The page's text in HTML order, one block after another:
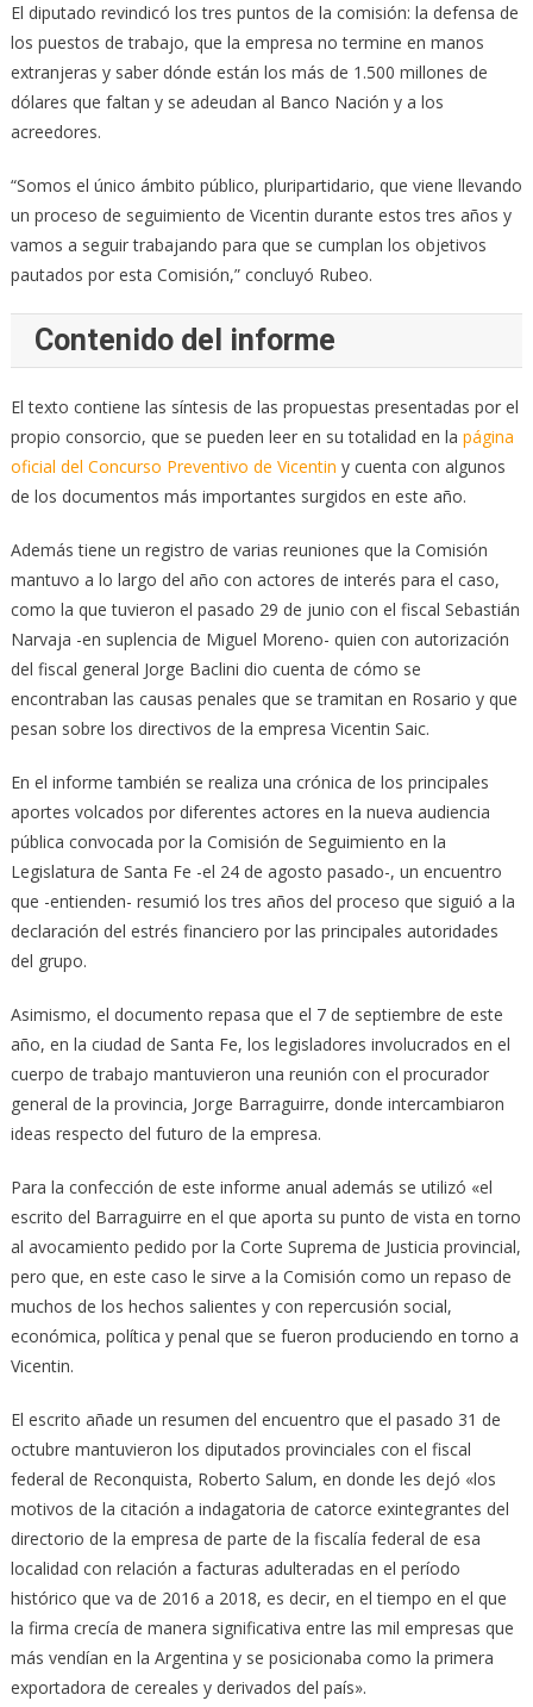
El diputado revindicó los tres puntos de la comisión: la defensa de
los puestos de trabajo, que la empresa no termine en manos
extranjeras y saber dónde están los más de 1.500 millones de
dólares que faltan y se adeudan al Banco Nación y a los
acreedores.
“Somos el único ámbito público, pluripartidario, que viene llevando
un proceso de seguimiento de Vicentin durante estos tres años y
vamos a seguir trabajando para que se cumplan los objetivos
pautados por esta Comisión,” concluyó Rubeo.
Contenido del informe
El texto contiene las síntesis de las propuestas presentadas por el
propio consorcio, que se pueden leer en su totalidad en la página
oficial del Concurso Preventivo de Vicentin y cuenta con algunos
de los documentos más importantes surgidos en este año.
Además tiene un registro de varias reuniones que la Comisión
mantuvo a lo largo del año con actores de interés para el caso,
como la que tuvieron el pasado 29 de junio con el fiscal Sebastián
Narvaja -en suplencia de Miguel Moreno- quien con autorización
del fiscal general Jorge Baclini dio cuenta de cómo se
encontraban las causas penales que se tramitan en Rosario y que
pesan sobre los directivos de la empresa Vicentin Saic.
En el informe también se realiza una crónica de los principales
aportes volcados por diferentes actores en la nueva audiencia
pública convocada por la Comisión de Seguimiento en la
Legislatura de Santa Fe -el 24 de agosto pasado-, un encuentro
que -entienden- resumió los tres años del proceso que siguió a la
declaración del estrés financiero por las principales autoridades
del grupo.
Asimismo, el documento repasa que el 7 de septiembre de este
año, en la ciudad de Santa Fe, los legisladores involucrados en el
cuerpo de trabajo mantuvieron una reunión con el procurador
general de la provincia, Jorge Barraguirre, donde intercambiaron
ideas respecto del futuro de la empresa.
Para la confección de este informe anual además se utilizó «el
escrito del Barraguirre en el que aporta su punto de vista en torno
al avocamiento pedido por la Corte Suprema de Justicia provincial,
pero que, en este caso le sirve a la Comisión como un repaso de
muchos de los hechos salientes y con repercusión social,
económica, política y penal que se fueron produciendo en torno a
Vicentin.
El escrito añade un resumen del encuentro que el pasado 31 de
octubre mantuvieron los diputados provinciales con el fiscal
federal de Reconquista, Roberto Salum, en donde les dejó «los
motivos de la citación a indagatoria de catorce exintegrantes del
directorio de la empresa de parte de la fiscalía federal de esa
localidad con relación a facturas adulteradas en el período
histórico que va de 2016 a 2018, es decir, en el tiempo en el que
la firma crecía de manera significativa entre las mil empresas que
más vendían en la Argentina y se posicionaba como la primera
exportadora de cereales y derivados del país».